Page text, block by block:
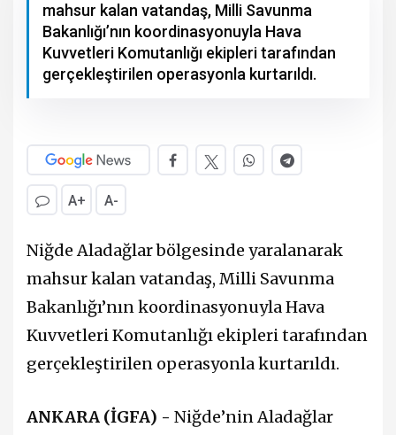
mahsur kalan vatandaş, Milli Savunma
Bakanlığı’nın koordinasyonuyla Hava
Kuvvetleri Komutanlığı ekipleri tarafından
gerçekleştirilen operasyonla kurtarıldı.
A+ A-
Niğde Aladağlar bölgesinde yaralanarak
mahsur kalan vatandaş, Milli Savunma
Bakanlığı’nın koordinasyonuyla Hava
Kuvvetleri Komutanlığı ekipleri tarafından
gerçekleştirilen operasyonla kurtarıldı.
ANKARA (İGFA) - Niğde’nin Aladağlar